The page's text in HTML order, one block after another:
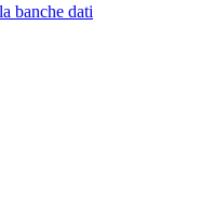
banche dati